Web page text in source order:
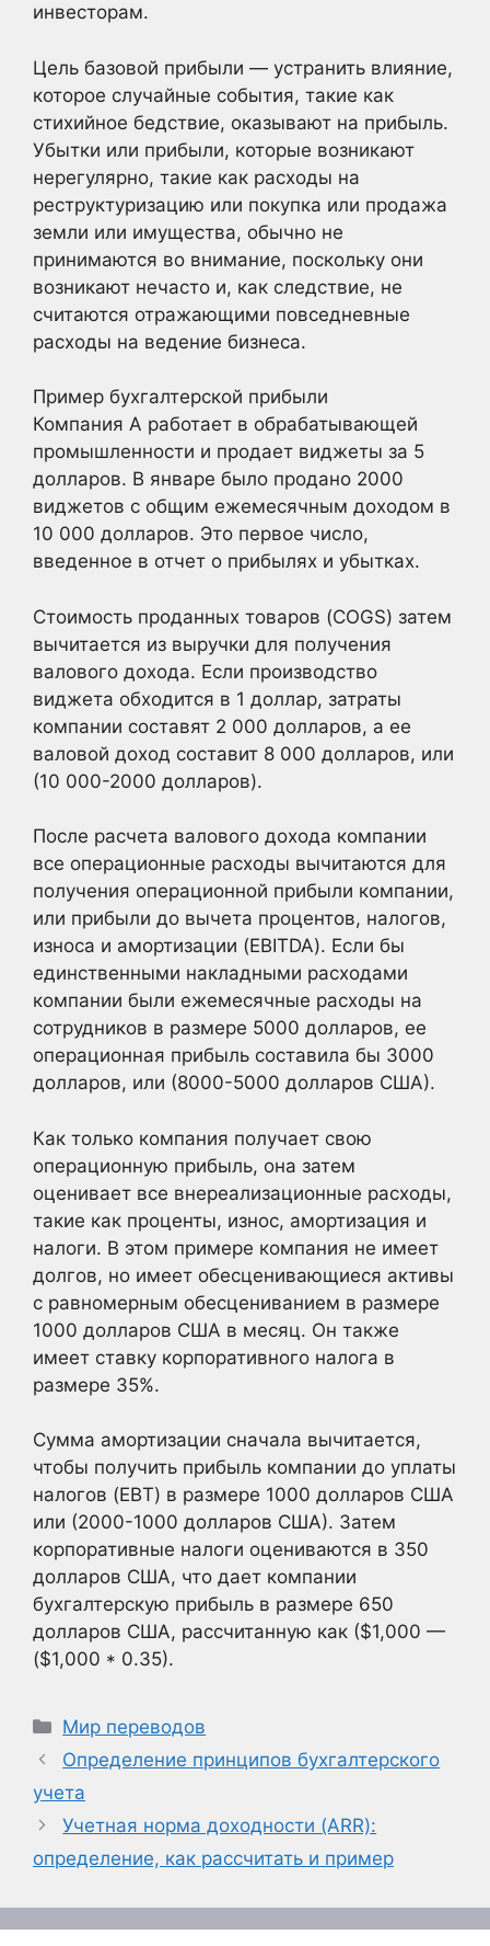
инвесторам.
Цель базовой прибыли — устранить влияние,
которое случайные события, такие как
стихийное бедствие, оказывают на прибыль.
Убытки или прибыли, которые возникают
нерегулярно, такие как расходы на
реструктуризацию или покупка или продажа
земли или имущества, обычно не
принимаются во внимание, поскольку они
возникают нечасто и, как следствие, не
считаются отражающими повседневные
расходы на ведение бизнеса.
Пример бухгалтерской прибыли
Компания А работает в обрабатывающей
промышленности и продает виджеты за 5
долларов. В январе было продано 2000
виджетов с общим ежемесячным доходом в
10 000 долларов. Это первое число,
введенное в отчет о прибылях и убытках.
Стоимость проданных товаров (COGS) затем
вычитается из выручки для получения
валового дохода. Если производство
виджета обходится в 1 доллар, затраты
компании составят 2 000 долларов, а ее
валовой доход составит 8 000 долларов, или
(10 000-2000 долларов).
После расчета валового дохода компании
все операционные расходы вычитаются для
получения операционной прибыли компании,
или прибыли до вычета процентов, налогов,
износа и амортизации (EBITDA). Если бы
единственными накладными расходами
компании были ежемесячные расходы на
сотрудников в размере 5000 долларов, ее
операционная прибыль составила бы 3000
долларов, или (8000-5000 долларов США).
Как только компания получает свою
операционную прибыль, она затем
оценивает все внереализационные расходы,
такие как проценты, износ, амортизация и
налоги. В этом примере компания не имеет
долгов, но имеет обесценивающиеся активы
с равномерным обесцениванием в размере
1000 долларов США в месяц. Он также
имеет ставку корпоративного налога в
размере 35%.
Сумма амортизации сначала вычитается,
чтобы получить прибыль компании до уплаты
налогов (EBT) в размере 1000 долларов США
или (2000-1000 долларов США). Затем
корпоративные налоги оцениваются в 350
долларов США, что дает компании
бухгалтерскую прибыль в размере 650
долларов США, рассчитанную как ($1,000 —
($1,000 * 0.35).
Рубрики
Мир переводов
Определение принципов бухгалтерского
учета
Учетная норма доходности (ARR):
определение, как рассчитать и пример